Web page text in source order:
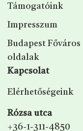
Támogatóink
Impresszum
Budapest
oldalak
Kapcsolat
Elérhetőségeink
Rózsa utca
+36-1-311-4850